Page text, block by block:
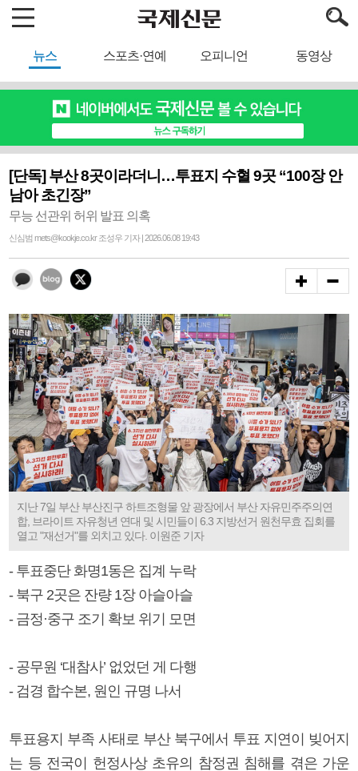
뉴스 스포츠·연예 오피니언 동영상
[단독] 부산 8곳이라더니…투표지 수혈 9곳 “100장 안
남아 초긴장”
무능 선관위 허위 발표 의혹
신심범 mets@kookje.co.kr 조성우 기자 | 2026.06.08 19:43
지난 7일 부산 부산진구 하트조형물 앞 광장에서 부산 자유민주주의연
합, 브라이트 자유청년 연대 및 시민들이 6.3 지방선거 원천무효 집회를
열고 "재선거"를 외치고 있다. 이원준 기자
- 투표중단 화명1동은 집계 누락
- 북구 2곳은 잔량 1장 아슬아슬
- 금정·중구 조기 확보 위기 모면
- 공무원 ‘대참사’ 없었던 게 다행
- 검경 합수본, 원인 규명 나서
투표용지 부족 사태로 부산 북구에서 투표 지연이 빚어지
는 등 전국이 헌정사상 초유의 참정권 침해를 겪은 가운